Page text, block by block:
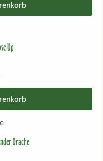
Up
Drache